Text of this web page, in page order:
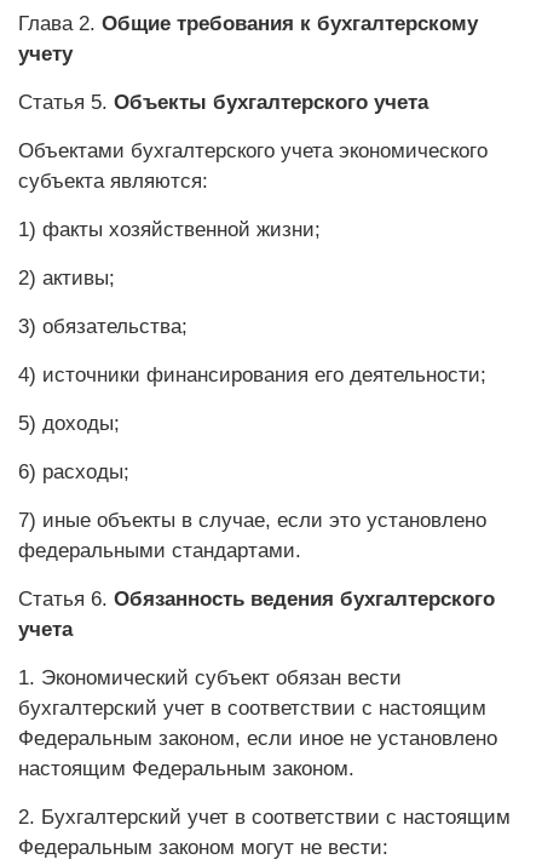
Глава 2. Общие требования к бухгалтерскому
учету
Статья 5. Объекты бухгалтерского учета
Объектами бухгалтерского учета экономического
субъекта являются:
1) факты хозяйственной жизни;
2) активы;
3) обязательства;
4) источники финансирования его деятельности;
5) доходы;
6) расходы;
7) иные объекты в случае, если это установлено
федеральными стандартами.
Статья 6. Обязанность ведения бухгалтерского
учета
1. Экономический субъект обязан вести
бухгалтерский учет в соответствии с настоящим
Федеральным законом, если иное не установлено
настоящим Федеральным законом.
2. Бухгалтерский учет в соответствии с настоящим
Федеральным законом могут не вести: